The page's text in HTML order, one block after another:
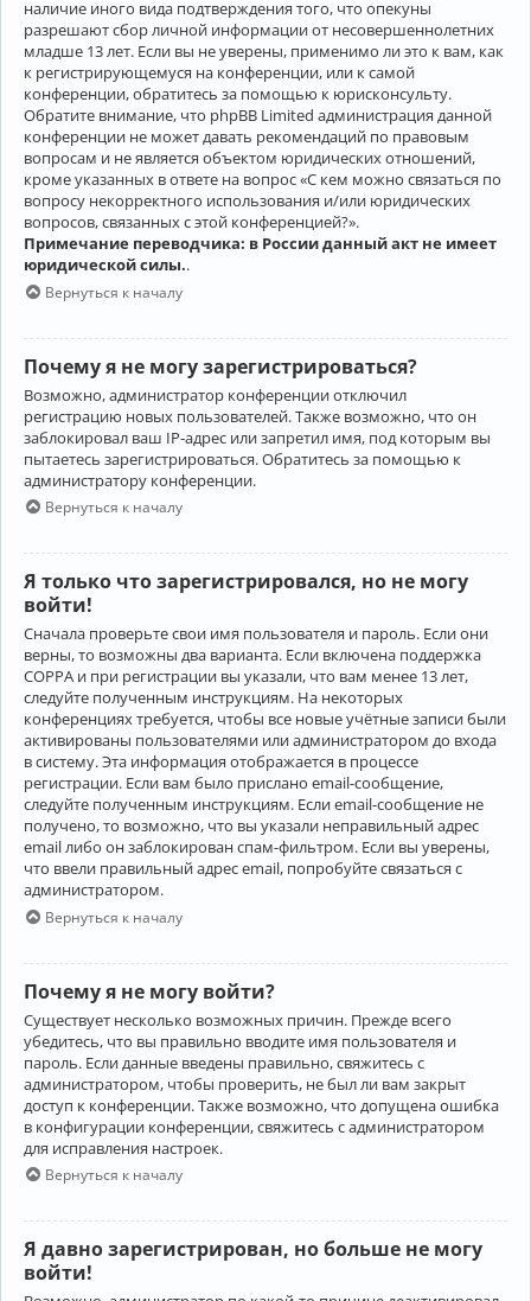
наличие иного вида подтверждения того, что опекуны
разрешают сбор личной информации от несовершеннолетних
младше 13 лет. Если вы не уверены, применимо ли это к вам, как
к регистрирующемуся на конференции, или к самой
конференции, обратитесь за помощью к юрисконсульту.
Обратите внимание, что phpBB Limited администрация данной
конференции не может давать рекомендаций по правовым
вопросам и не является объектом юридических отношений,
кроме указанных в ответе на вопрос «С кем можно связаться по
вопросу некорректного использования и/или юридических
вопросов, связанных с этой конференцией?».
Примечание переводчика: в России данный акт не имеет
юридической силы..
Вернуться к началу
Почему я не могу зарегистрироваться?
Возможно, администратор конференции отключил
регистрацию новых пользователей. Также возможно, что он
заблокировал ваш IP-адрес или запретил имя, под которым вы
пытаетесь зарегистрироваться. Обратитесь за помощью к
администратору конференции.
Вернуться к началу
Я только что зарегистрировался, но не могу
войти!
Сначала проверьте свои имя пользователя и пароль. Если они
верны, то возможны два варианта. Если включена поддержка
COPPA и при регистрации вы указали, что вам менее 13 лет,
следуйте полученным инструкциям. На некоторых
конференциях требуется, чтобы все новые учётные записи были
активированы пользователями или администратором до входа
в систему. Эта информация отображается в процессе
регистрации. Если вам было прислано email-сообщение,
следуйте полученным инструкциям. Если email-сообщение не
получено, то возможно, что вы указали неправильный адрес
email либо он заблокирован спам-фильтром. Если вы уверены,
что ввели правильный адрес email, попробуйте связаться с
администратором.
Вернуться к началу
Почему я не могу войти?
Существует несколько возможных причин. Прежде всего
убедитесь, что вы правильно вводите имя пользователя и
пароль. Если данные введены правильно, свяжитесь с
администратором, чтобы проверить, не был ли вам закрыт
доступ к конференции. Также возможно, что допущена ошибка
в конфигурации конференции, свяжитесь с администратором
для исправления настроек.
Вернуться к началу
Я давно зарегистрирован, но больше не могу
войти!